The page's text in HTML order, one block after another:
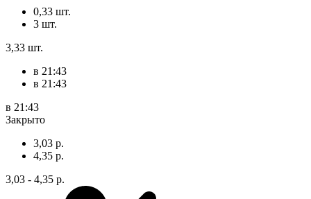
0,33 шт.
3 шт.
3,33 шт.
в 21:43
в 21:43
в 21:43
Закрыто
3,03 р.
4,35 р.
3,03 - 4,35 р.